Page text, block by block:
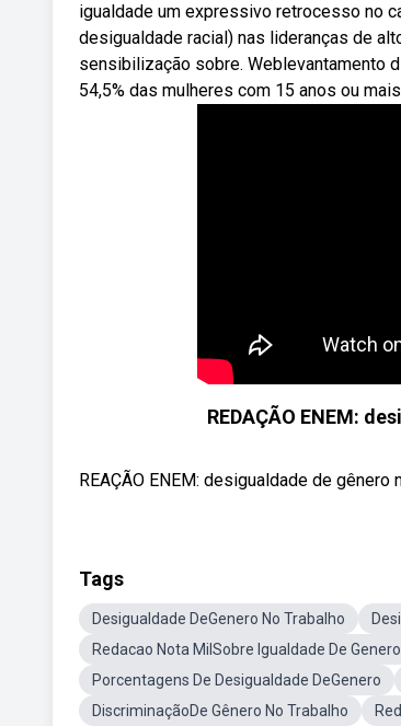
igualdade um expressivo retrocesso no
desigualdade racial) nas lideranças de
sensibilização sobre. Weblevantamento
54,5% das mulheres com 15 anos ou
REDAÇÃO ENEM:
REAÇÃO ENEM: desigualdade de
Tags
Desigualdade DeGenero No Trabalho
Redacao Nota MilSobre Igualdade De Genero
Porcentagens De Desigualdade DeGenero
DiscriminaçãoDe Gênero No Trabalho